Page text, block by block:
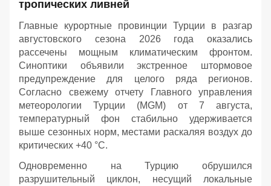
тропических ливней
Главные курортные провинции Турции в разгар
августовского сезона 2026 года оказались
рассечены мощным климатическим фронтом.
Синоптики объявили экстренное штормовое
предупреждение для целого ряда регионов.
Согласно свежему отчету Главного управления
метеорологии Турции (MGM) от 7 августа,
температурный фон стабильно удерживается
выше сезонных норм, местами раскаляя воздух до
критических +40 °C.
Одновременно на Турцию обрушился
разрушительный циклон, несущий локальные